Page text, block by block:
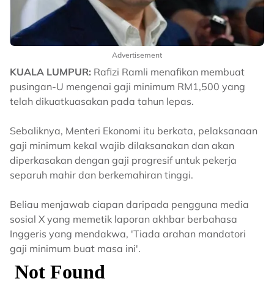
Advertisement
KUALA LUMPUR: Rafizi Ramli menafikan membuat
pusingan-U mengenai gaji minimum RM1,500 yang
telah dikuatkuasakan pada tahun lepas.
Sebaliknya, Menteri Ekonomi itu berkata, pelaksanaan
gaji minimum kekal wajib dilaksanakan dan akan
diperkasakan dengan gaji progresif untuk pekerja
separuh mahir dan berkemahiran tinggi.
Beliau menjawab ciapan daripada pengguna media
sosial X yang memetik laporan akhbar berbahasa
Inggeris yang mendakwa, 'Tiada arahan mandatori
gaji minimum buat masa ini'.